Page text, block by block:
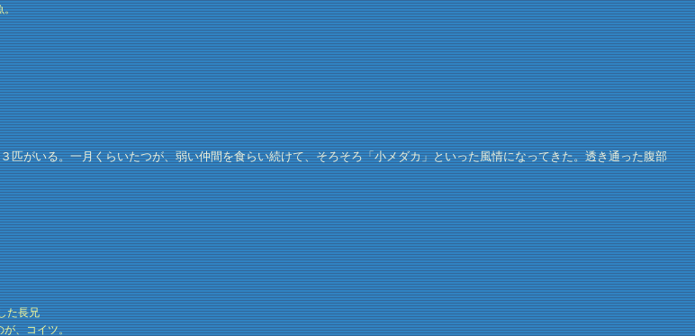
。
がいる。一月くらいたつが、弱い仲間を食らい続けて、そろそろ「小メダカ」といった風情になってきた。透き通った腹部
た長兄
が、コイツ。